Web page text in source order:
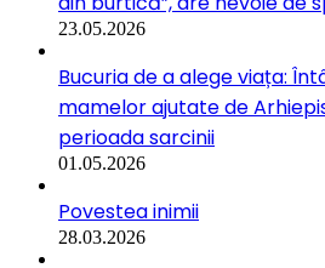
23.05.2026
Bucuria de a alege viața:
mamelor ajutate de
perioada sarcinii
01.05.2026
Povestea inimii
28.03.2026